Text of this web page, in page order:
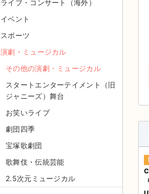
ライブ・コンサート（海外）
イベント
スポーツ
演劇・ミュージカル
その他の演劇・ミュージカル
スタートエンターテイメント（旧
ジャニーズ）舞台
お笑いライブ
劇団四季
宝塚歌劇団
歌舞伎・伝統芸能
2.5次元ミュージカル